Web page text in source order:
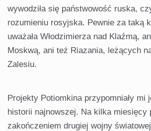
wywodziła się państwowość ruska,
rozumieniu rosyjska. Pewnie za taką
uważała Włodzimierza nad Klaźmą,
Moskwą, ani też Riazania, leżących
Zalesiu.
Projekty Potiomkina przypomniały mi
historii najnowszej. Na kilka miesięcy
zakończeniem drugiej wojny